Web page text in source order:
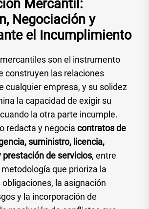
Mercantil:
Negociación y
el Incumplimiento
son el instrumento
construyen las relaciones
cualquier empresa, y su solidez
la capacidad de exigir su
la otra parte incumple.
redacta y negocia contratos de
suministro, licencia,
prestación de servicios, entre
que prioriza la
la asignación
y la incorporación de